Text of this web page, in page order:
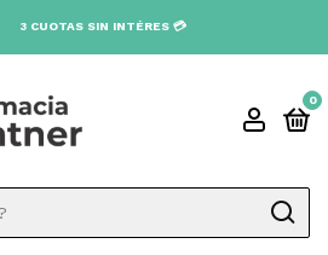
3 CUOTAS SIN INTÉRES 💳
0